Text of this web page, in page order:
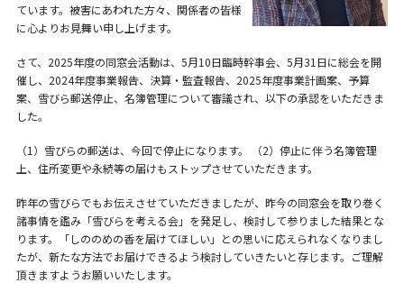
ています。被害にあわれた方々、関係者の皆様
に心よりお見舞い申し上げます。
さて、2025年度の同窓会活動は、5月10日臨時幹事会、5月31日に総会を開
催し、2024年度事業報告、決算・監査報告、2025年度事業計画案、予算
案、雪びら郵送停止、名簿管理について審議され、以下の承認をいただきま
した。
（1）雪びらの郵送は、今回で停止になります。 （2）停止に伴う名簿管理
上、住所変更や永続等の届けもストップさせていただきます。
昨年の雪びらでもお伝えさせていただきましたが、昨今の同窓会を取り巻く
諸事情を鑑み「雪びらを考える会」を発足し、検討して参りました結果とな
ります。「しののめの香を届けてほしい」との思いに応えられなくなりまし
たが、新たな方法でお届けできるよう検討していきたいと存じます。ご理解
頂きますようお願いいたします。